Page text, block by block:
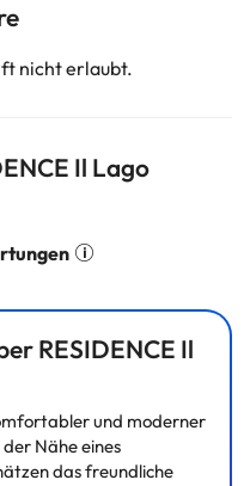
nicht erlaubt.
Il Lago
RESIDENCE Il
und moderner
Nähe eines
das freundliche